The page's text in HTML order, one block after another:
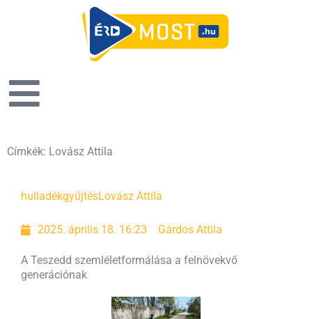
Címkék: Lovász Attila
hulladékgyűjtésLovász Attila
2025. április 18. 16:23 Gárdos Attila
A Teszedd szemléletformálása a felnövekvő
generációnak